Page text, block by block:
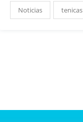
Noticias tenicas